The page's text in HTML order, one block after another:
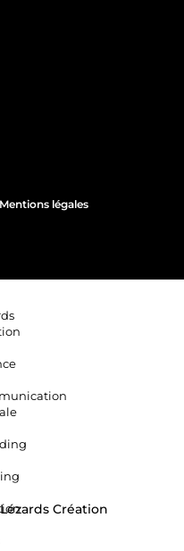
Mentions légales
Lézards Création